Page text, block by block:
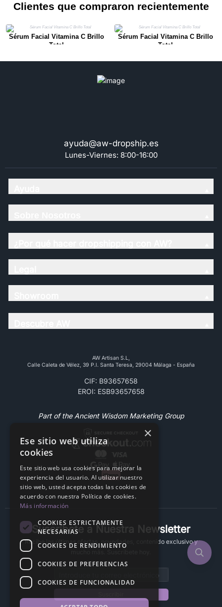
Clientes que compraron recientemente
Sérum Facial Vitamina C Brillo
Total
Sérum Facial Vitamina C Brillo
Total
ayuda@aw-dropship.es
Lunes-Viernes: 8:00-16:00
AW Artisan S.L,
Calle Caleta de Vélez, 39 P.l. Santa Teresa, 29004 Málaga - España
CIF: B93657658
EROI: ESB93657658
Part of the Ancient Wisdom Marketing Group
Suscríbete a Nuestra Newsletter
Recibe las últimas ofertas, novedades, contenido exclusivo y
×
Ese sitio web utiliza
cookies
Este sitio web usa cookies para mejorar la
experiencia del usuario. Al utilizar nuestro
sitio web, usted acepta todas las cookies de
acuerdo con nuestra Política de cookies.
Más información
COOKIES ESTRICTAMENTE
NECESARIAS
COOKIES DE RENDIMIENTO
COOKIES DE PREFERENCIAS
COOKIES DE FUNCIONALIDAD